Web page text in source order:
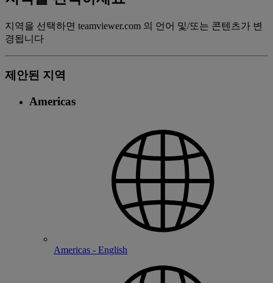
지역을 선택하면 teamviewer.com 의 언어 및/또는 콘텐츠가 변
경됩니다
제안된 지역
Americas
Americas - English